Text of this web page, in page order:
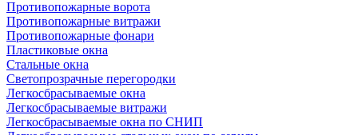
Противопожарные ворота
Противопожарные витражи
Противопожарные фонари
Пластиковые окна
Стальные окна
Светопрозрачные перегородки
Легкосбрасываемые окна
Легкосбрасываемые витражи
Легкосбрасываемые окна по СНИП